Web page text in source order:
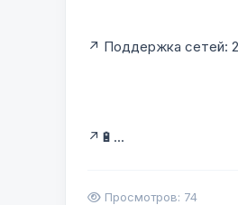
↗️ Поддержка сетей:
↗️🔋...
Просмотров: 74